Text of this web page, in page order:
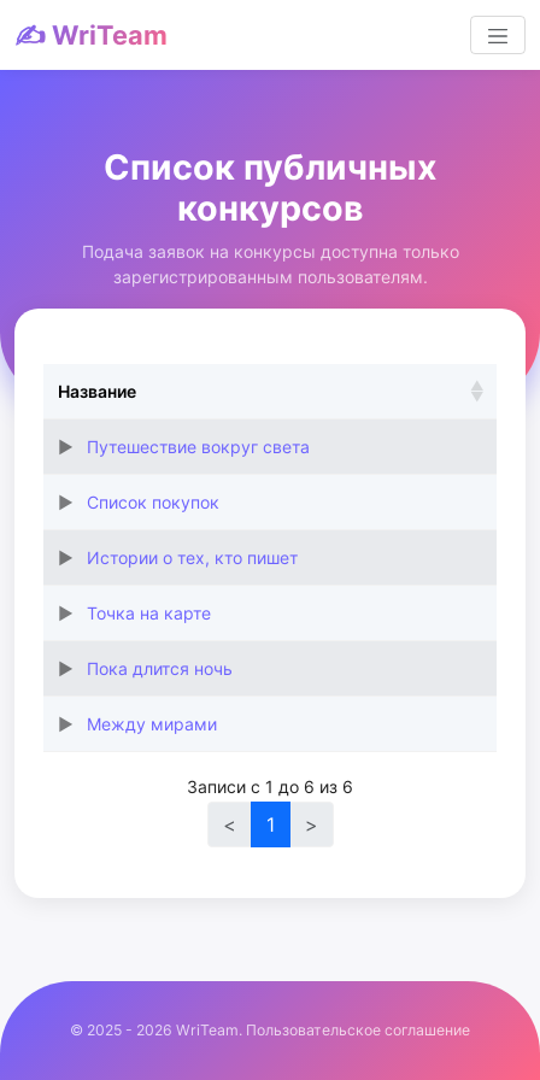
✍️ WriTeam
Список публичных
конкурсов
Подача заявок на конкурсы доступна только
зарегистрированным пользователям.
Название
Путешествие вокруг света
Список покупок
Истории о тех, кто пишет
Точка на карте
Пока длится ночь
Между мирами
Записи с 1 до 6 из 6
< 1 >
© 2025 - 2026 WriTeam. Пользовательское соглашение